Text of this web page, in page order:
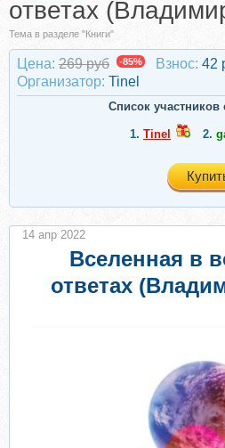
ответах
Тема в разделе "Книги"
Цена: 269 руб -85% Взнос: 42
Организатор: Tinel
Список участников
1. Tinel 2.
Вселенная в
ответах
14 апр 2022